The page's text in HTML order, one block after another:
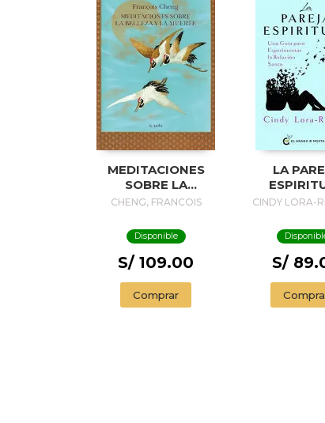
MEDITACIONES
SOBRE LA
BELLEZA Y LA
CHENG, FRANCOIS
Disponible
S/ 109.00
Comprar
LA
CINDY LORA-
S/